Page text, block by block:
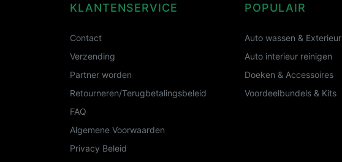
KLANTENSERVICE
Contact
Verzending
Partner worden
Retourneren/Terugbetalingsbeleid
FAQ
Algemene Voorwaarden
Privacy Beleid
POPULAIR
Auto wassen & Exterieur
Auto interieur reinigen
Doeken & Accessoires
Voordeelbundels & Kits